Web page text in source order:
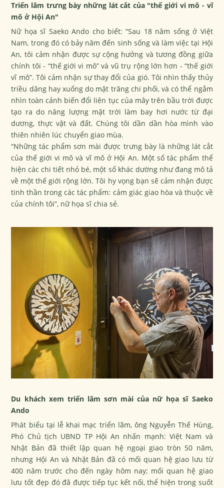
Triển lãm trưng bày những lát cắt của "thế giới vi mô - vĩ
mô ở Hội An"
Nữ họa sĩ Saeko Ando cho biết: “Sau 18 năm sống ở Việt
Nam, trong đó có bảy năm đến sinh sống và làm việc tại Hội
An, tôi cảm nhận được sự cộng hưởng và tương đồng giữa
chính tôi - “thế giới vi mô” và vũ trụ rộng lớn hơn - “thế giới
vĩ mô”. Tôi cảm nhận sự thay đổi của gió. Tôi nhìn thấy thủy
triều dâng hay xuống do mặt trăng chi phối, và có thể ngắm
nhìn toàn cảnh biến đổi liên tục của mây trên bầu trời được
tạo ra do năng lượng mặt trời làm bay hơi nước từ đại
dương, thực vật và đất. Chúng tôi dần dần hòa mình vào
thiên nhiên lúc chuyển giao mùa.
“Những tác phẩm sơn mài được trưng bày là những lát cắt
của thế giới vi mô và vĩ mô ở Hội An. Một số tác phẩm thể
hiện các chi tiết nhỏ bé, một số khác dường như đang mô tả
về một thế giới rộng lớn. Tôi hy vọng bạn sẽ cảm nhận được
tinh thần trong các tác phẩm: cảm giác giao hòa và thuộc về
của chính tôi”, nữ họa sĩ chia sẻ.
Du khách xem triển lãm sơn mài của nữ họa sĩ Saeko
Ando
Phát biểu tại lễ khai mạc triển lãm, ông Nguyễn Thế Hùng,
Phó Chủ tịch UBND TP Hội An nhấn mạnh: Việt Nam và
Nhật Bản đã thiết lập quan hệ ngoại giao tròn 50 năm,
nhưng Hội An và Nhật Bản đã có mối quan hệ giao lưu từ
400 năm trước cho đến ngày hôm nay; mối quan hệ giao
lưu tốt đẹp đó đã được tiếp tục kết nối, thể hiện trong suốt